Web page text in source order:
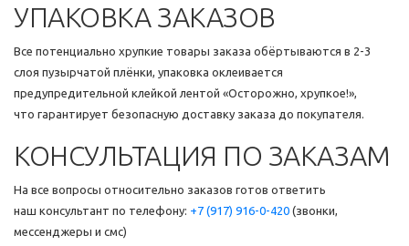
УПАКОВКА ЗАКАЗОВ
Все потенциально хрупкие товары заказа обёртываются в 2-3
слоя пузырчатой плёнки, упаковка оклеивается
предупредительной клейкой лентой «Осторожно, хрупкое!»,
что гарантирует безопасную доставку заказа до покупателя.
КОНСУЛЬТАЦИЯ ПО ЗАКАЗАМ
На все вопросы относительно заказов готов ответить
наш консультант по телефону: +7 (917) 916-0-420 (звонки,
мессенджеры и смс)